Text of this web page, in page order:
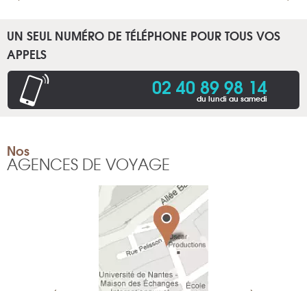
UN SEUL NUMÉRO DE TÉLÉPHONE POUR TOUS VOS
APPELS
02 40 89 98 14
du lundi au samedi
Nos
AGENCES DE VOYAGE